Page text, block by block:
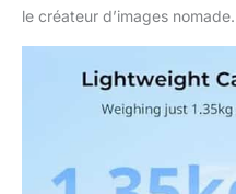
le créateur d’images nomade.